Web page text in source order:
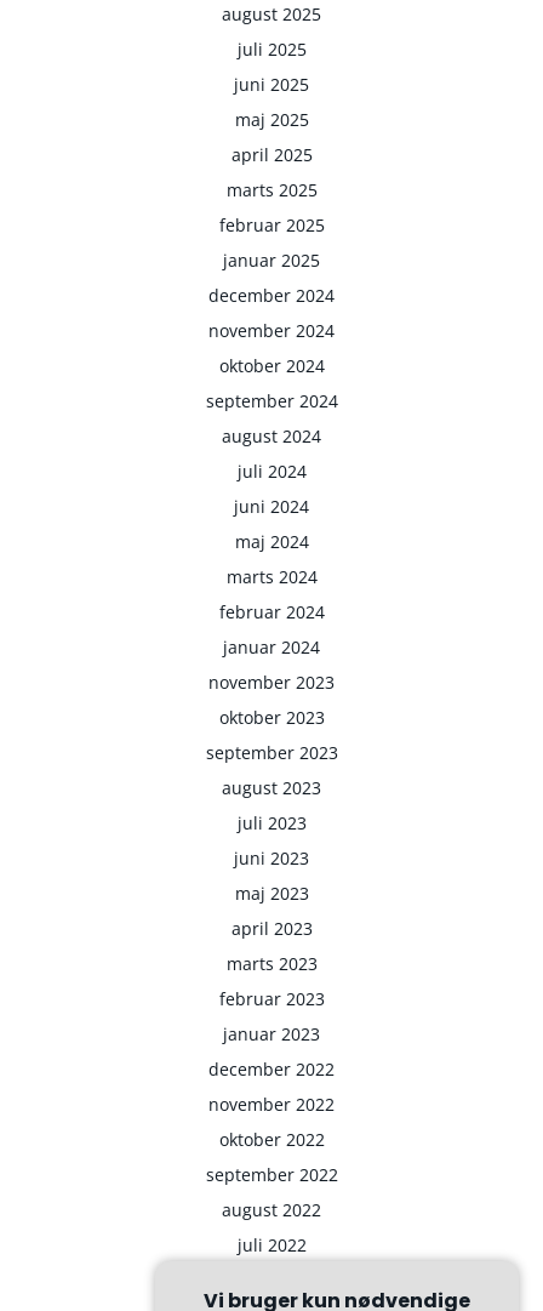
august 2025
juli 2025
juni 2025
maj 2025
april 2025
marts 2025
februar 2025
januar 2025
december 2024
november 2024
oktober 2024
september 2024
august 2024
juli 2024
juni 2024
maj 2024
marts 2024
februar 2024
januar 2024
november 2023
oktober 2023
september 2023
august 2023
juli 2023
juni 2023
maj 2023
april 2023
marts 2023
februar 2023
januar 2023
december 2022
november 2022
oktober 2022
september 2022
august 2022
juli 2022
Vi bruger kun nødvendige